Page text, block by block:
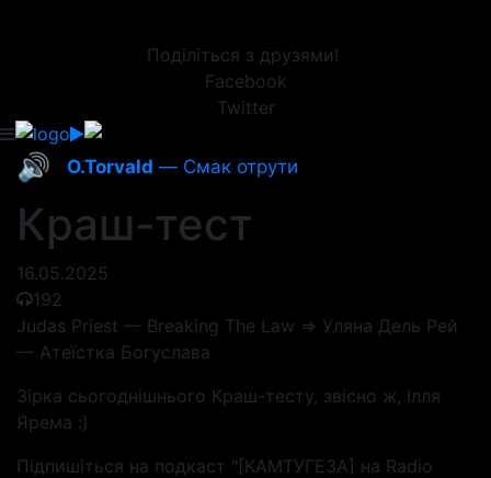
Поділіться з друзями!
Facebook
Twitter
🔊 O.Torvald — Смак отрути
Краш-тест
16.05.2025
192
Judas Priest — Breaking The Law => Уляна Дель Рей
— Атеїстка Богуслава
Зірка сьогоднішнього Краш-тесту, звісно ж, Ілля
Ярема :)
Підпишіться на подкаст "[КАМТУГЕЗА] на Radio